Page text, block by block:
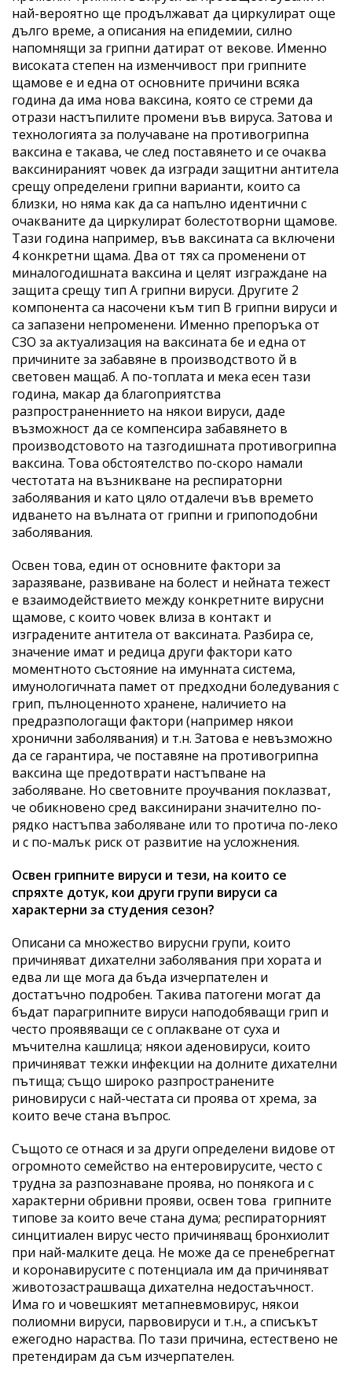
най-вероятно ще продължават да циркулират още
дълго време, а описания на епидемии, силно
напомнящи за грипни датират от векове. Именно
високата степен на изменчивост при грипните
щамове е и една от основните причини всяка
година да има нова ваксина, която се стреми да
отрази настъпилите промени във вируса. Затова и
технологията за получаване на противогрипна
ваксина е такава, че след поставянето и се очаква
ваксинираният човек да изгради защитни антитела
срещу определени грипни варианти, които са
близки, но няма как да са напълно идентични с
очакваните да циркулират болестотворни щамове.
Тази година например, във ваксината са включени
4 конкретни щама. Два от тях са променени от
миналогодишната ваксина и целят изграждане на
защита срещу тип А грипни вируси. Другите 2
компонента са насочени към тип В грипни вируси и
са запазени непроменени. Именно препоръка от
СЗО за актуализация на ваксината бе и една от
причините за забавяне в производството й в
световен мащаб. А по-топлата и мека есен тази
година, макар да благоприятства
разпространеннието на някои вируси, даде
възможност да се компенсира забавянето в
производстовото на тазгодишната противогрипна
ваксина. Това обстоятелство по-скоро намали
честотата на възникване на респираторни
заболявания и като цяло отдалечи във времето
идването на вълната от грипни и грипоподобни
заболявания.
Освен това, един от основните фактори за
заразяване, развиване на болест и нейната тежест
е взаимодействието между конкретните вирусни
щамове, с които човек влиза в контакт и
изградените антитела от ваксината. Разбира се,
значение имат и редица други фактори като
моментното състояние на имунната система,
имунологичната памет от предходни боледувания с
грип, пълноценното хранене, наличието на
предразпологащи фактори (например някои
хронични заболявания) и т.н. Затова е невъзможно
да се гарантира, че поставяне на противогрипна
ваксина ще предотврати настъпване на
заболяване. Но световните проучвания поклазват,
че обикновено сред ваксинирани значително по-
рядко настъпва заболяване или то протича по-леко
и с по-малък риск от развитие на усложнения.
Освен грипните вируси и тези, на които се
спряхте дотук, кои други групи вируси са
характерни за студения сезон?
Описани са множество вирусни групи, които
причиняват дихателни заболявания при хората и
едва ли ще мога да бъда изчерпателен и
достатъчно подробен. Такива патогени могат да
бъдат парагрипните вируси наподобяващи грип и
често проявяващи се с оплакване от суха и
мъчителна кашлица; някои аденовируси, които
причиняват тежки инфекции на долните дихателни
пътища; също широко разпространените
риновируси с най-честата си проява от хрема, за
които вече стана въпрос.
Същото се отнася и за други определени видове от
огромното семейство на ентеровирусите, често с
трудна за разпознаване проява, но понякога и с
характерни обривни прояви, освен това грипните
типове за които вече стана дума; респираторният
синцитиален вирус често причиняващ бронхиолит
при най-малките деца. Не може да се пренебрегнат
и коронавирусите с потенциала им да причиняват
животозастрашваща дихателна недостаъчност.
Има го и човешкият метапневмовирус, някои
полиомни вируси, парвовируси и т.н., а списъкът
ежегодно нараства. По тази причина, естествено не
претендирам да съм изчерпателен.